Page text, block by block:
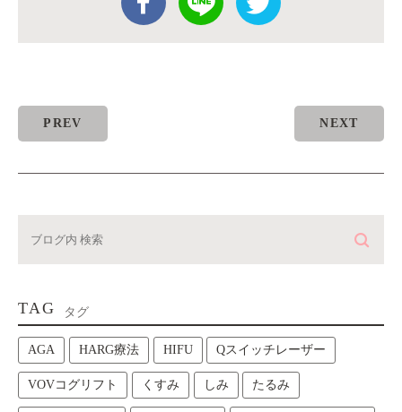
PREV NEXT
TAG タグ
AGA HARG療法 HIFU Qスイッチレーザー
VOVコグリフト くすみ しみ たるみ